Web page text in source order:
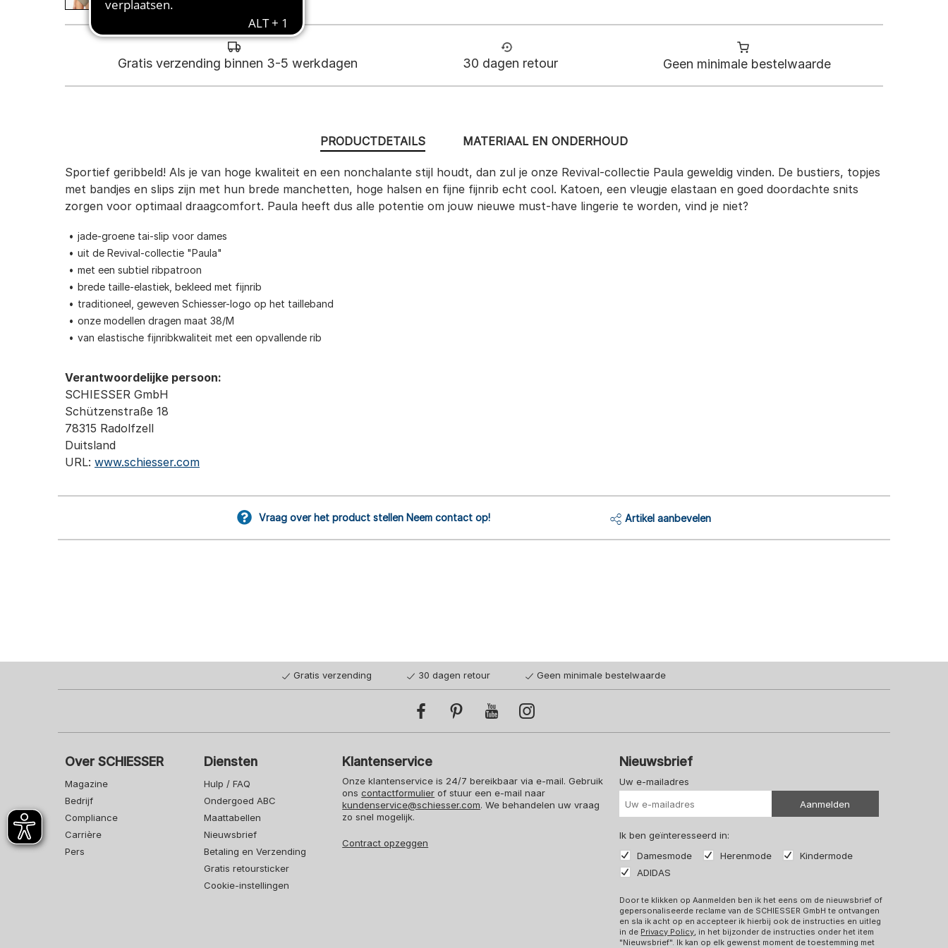
Gratis verzending binnen 3-5 werkdagen 30 dagen retour Geen minimale bestelwaarde
PRODUCTDETAILS
Sportief geribbeld! Als je van hoge kwaliteit en een nonchalante stijl houdt, dan zul je onze Revival-collectie Paula geweldig vinden. De bustiers, topjes
met bandjes en slips zijn met hun brede manchetten, hoge halsen en fijne fijnrib echt cool. Katoen, een vleugje elastaan en goed doordachte snits
zorgen voor optimaal draagcomfort. Paula heeft dus alle potentie om jouw nieuwe must-have lingerie te worden, vind je niet?
jade-groene tai-slip voor dames
uit de Revival-collectie "Paula"
met een subtiel ribpatroon
brede taille-elastiek, bekleed met fijnrib
traditioneel, geweven Schiesser-logo op het tailleband
onze modellen dragen maat 38/M
van elastische fijnribkwaliteit met een opvallende rib
Verantwoordelijke persoon:
SCHIESSER GmbH
Schützenstraße 18
78315 Radolfzell
Duitsland
URL: www.schiesser.com
MATERIAAL EN ONDERHOUD
Vraag over het product stellen Neem contact op! Artikel aanbevelen
Gratis verzending 30 dagen retour Geen minimale bestelwaarde
Over SCHIESSER
Magazine
Bedrijf
Compliance
Carrière
Pers
Diensten
Hulp / FAQ
Ondergoed ABC
Maattabellen
Nieuwsbrief
Betaling en Verzending
Gratis retoursticker
Cookie-instellingen
Klantenservice
Onze klantenservice is 24/7 bereikbaar via e-mail. Gebruik
onscontactformulier of stuur een e-mail naar
kundenservice@schiesser.com. We behandelen uw vraag
zo snel mogelijk.
Contract opzeggen
Nieuwsbrief
Uw e-mailadres
Aanmelden
Ik ben geïnteresseerd in:
Damesmode
Herenmode
Kindermode
ADIDAS
Door te klikken op Aanmelden ben ik het eens om de nieuwsbrief of
gepersonaliseerde reclame van de SCHIESSER GmbH te ontvangen
en sla ik acht op en accepteer ik hierbij ook de instructies en uitleg
in de Privacy Policy, in het bijzonder de instructies onder het item
"Nieuwsbrief". Ik kan op elk gewenst moment de toestemming met